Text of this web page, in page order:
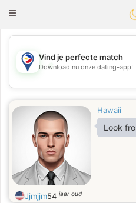
Toggle
💖
💕
Vind je perfecte match
Download nu onze dating-app!
Hawaii
Look
Jjmjjm54jaar oud